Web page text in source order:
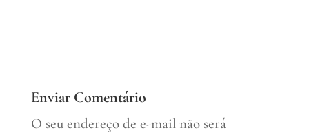
Enviar Comentário
O seu endereço de e-mail não será